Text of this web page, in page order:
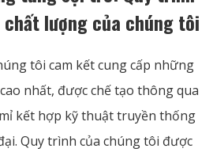
lượng của chúng tôi
tôi cam kết cung cấp những
nhất, được chế tạo thông qua
kết hợp kỹ thuật truyền thống
Quy trình của chúng tôi được